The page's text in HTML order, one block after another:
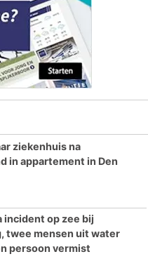
ziekenhuis na
in appartement in Den
incident op zee bij
twee mensen uit water
persoon vermist